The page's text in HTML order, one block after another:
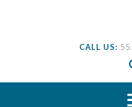
CALL US: